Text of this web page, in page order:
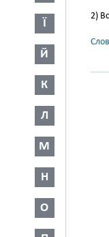
Ї
Й
К
Л
М
Н
О
2)